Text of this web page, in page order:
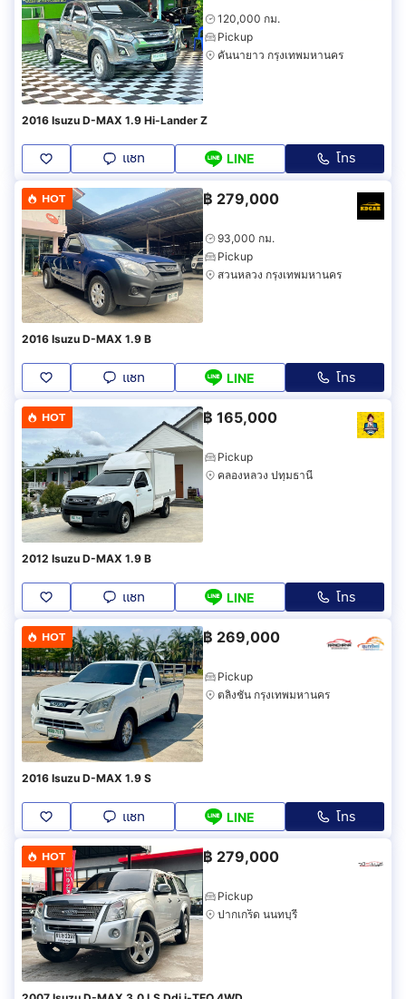
120,000 กม.
Pickup
คันนายาว กรุงเทพมหานคร
2016 Isuzu D-MAX 1.9 Hi-Lander Z
แชท LINE โทร
HOT ฿ 279,000
93,000 กม.
Pickup
สวนหลวง กรุงเทพมหานคร
2016 Isuzu D-MAX 1.9 B
แชท LINE โทร
HOT ฿ 165,000
Pickup
คลองหลวง ปทุมธานี
2012 Isuzu D-MAX 1.9 B
แชท LINE โทร
HOT ฿ 269,000
Pickup
ตลิ่งชัน กรุงเทพมหานคร
2016 Isuzu D-MAX 1.9 S
แชท LINE โทร
HOT ฿ 279,000
Pickup
ปากเกร็ด นนทบุรี